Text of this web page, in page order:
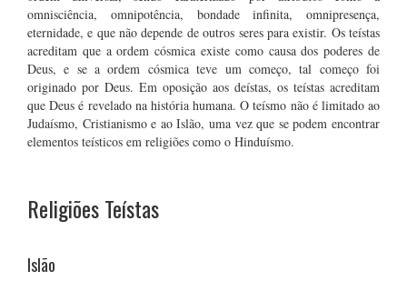
omnisciência, omnipotência, bondade infinita, omnipresença,
eternidade, e que não depende de outros seres para existir. Os teístas
acreditam que a ordem cósmica existe como causa dos poderes de
Deus, e se a ordem cósmica teve um começo, tal começo foi
originado por Deus. Em oposição aos deístas, os teístas acreditam
que Deus é revelado na história humana. O teísmo não é limitado ao
Judaísmo, Cristianismo e ao Islão, uma vez que se podem encontrar
elementos teísticos em religiões como o Hinduísmo.
Religiões Teístas
Islão